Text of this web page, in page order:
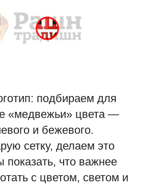
подбираем для
«медвежьи» цвета —
и бежевого.
сетку, делаем это
показать, что важнее
с цветом, светом и